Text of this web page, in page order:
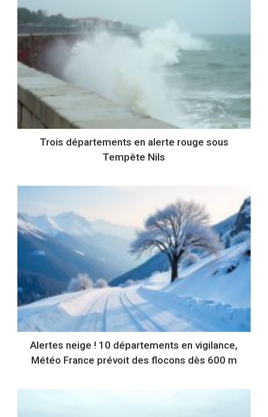
Trois départements en alerte rouge sous
Tempête Nils
Alertes neige ! 10 départements en vigilance,
Météo France prévoit des flocons dès 600 m